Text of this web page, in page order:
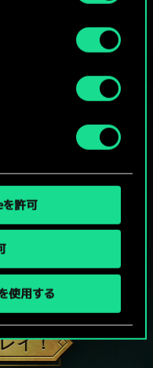
許可
使用する
負といかない
イ！